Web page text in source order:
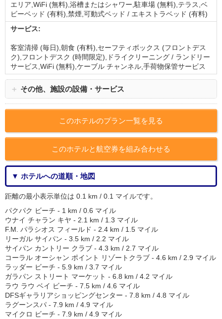
エリア,WiFi (無料),浴槽またはシャワー,駐車場 (無料),テラス,ベ
ビーベッド (有料),禁煙,可動式ベッド / エキストラベッド (有料)
サービス:
客室清掃 (毎日),朝食 (有料),セーフティボックス (フロントデス
ク),フロントデスク (時間限定),ドライクリーニング / ランドリー
サービス,WiFi (無料),ケーブル チャンネル,手荷物保管サービス
＋ その他、施設の設備・サービス
このホテルのプラン一覧を見る
このホテルと航空券を組み合わせる
▼ ホテルへの道順・地図
距離の最小表示単位は 0.1 km / 0.1 マイルです。
パクパク ビーチ - 1 km / 0.6 マイル
ウナイ チャラン キヤ - 2.1 km / 1.3 マイル
F.M. パラシオス フィールド - 2.4 km / 1.5 マイル
リーガル サイパン - 3.5 km / 2.2 マイル
サイパン カントリー クラブ - 4.3 km / 2.7 マイル
コーラル オーシャン ポイント リゾートクラブ - 4.6 km / 2.9 マイル
ラッダー ビーチ - 5.9 km / 3.7 マイル
ガラパン ストリート マーケット - 6.8 km / 4.2 マイル
ラウ ラウ ベイ ビーチ - 7.5 km / 4.6 マイル
DFSギャラリアショッピングセンター - 7.8 km / 4.8 マイル
ラグーンスパ - 7.9 km / 4.9 マイル
マイクロ ビーチ - 7.9 km / 4.9 マイル